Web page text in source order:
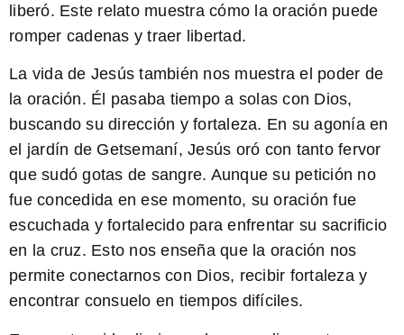
liberó. Este relato muestra cómo la oración puede
romper cadenas y traer libertad.
La vida de Jesús también nos muestra el poder de
la oración. Él pasaba tiempo a solas con Dios,
buscando su dirección y fortaleza. En su agonía en
el jardín de Getsemaní, Jesús oró con tanto fervor
que sudó gotas de sangre. Aunque su petición no
fue concedida en ese momento, su oración fue
escuchada y fortalecido para enfrentar su sacrificio
en la cruz. Esto nos enseña que la oración nos
permite conectarnos con Dios, recibir fortaleza y
encontrar consuelo en tiempos difíciles.